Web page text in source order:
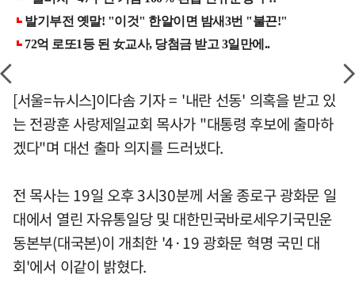
[서울=뉴시스]이다솜 기자 = '내란 선동' 의혹을 받고 있
는 전광훈 사랑제일교회 목사가 "대통령 후보에 출마하
겠다"며 대선 출마 의지를 드러냈다.
전 목사는 19일 오후 3시30분께 서울 종로구 광화문 일
대에서 열린 자유통일당 및 대한민국바로세우기국민운
동본부(대국본)이 개최한 '4·19 광화문 혁명 국민 대
회'에서 이같이 밝혔다.